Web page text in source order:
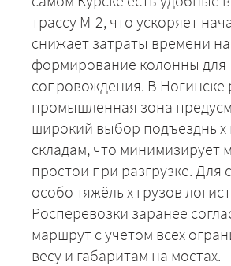
трассу М-2, что ускоряет
снижает затраты времени на
формирование колонны для
сопровождения. В Ногинске
промышленная зона
широкий выбор подъездных
складам, что минимизирует
простои при разгрузке. Для
особо тяжёлых грузов
Росперевозки заранее
маршрут с учетом всех
весу и габаритам на мостах.
+7 (499)
ЗАКАЗАТЬ